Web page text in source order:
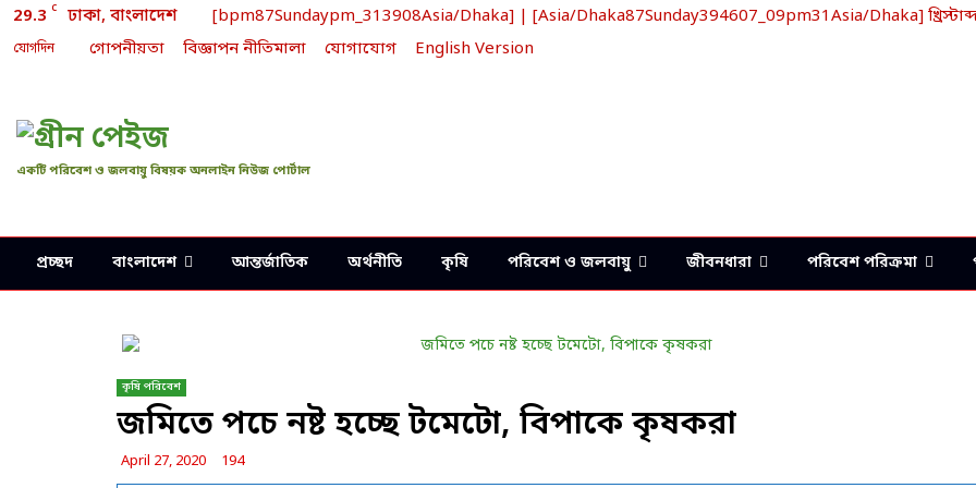
29.3 C ঢাকা, বাংলাদেশ [bpm87Sundaypm_313908Asia/Dhaka] | [Asia/Dhaka87Sunday394607_09pm31Asia/Dhaka]
যোগদিন গোপনীয়তা বিজ্ঞাপন নীতিমালা যোগাযোগ English Version
একটি পরিবেশ ও জলবায়ু বিষয়ক অনলাইন নিউজ পোর্টাল
প্রচ্ছদ বাংলাদেশ আন্তর্জাতিক অর্থনীতি কৃষি পরিবেশ ও জলবায়ু জীবনধারা পরিবেশ পরিক্রমা
কৃষি পরিবেশ
জমিতে পচে নষ্ট হচ্ছে টমেটো, বিপাকে কৃষকরা
April 27, 2020 194